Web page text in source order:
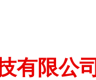
有限公司